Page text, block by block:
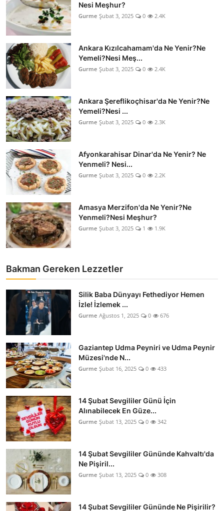
Nesi Meşhur?
Gurme Şubat 3, 2025 0 2.4K
Ankara Kızılcahamam'da Ne Yenir?Ne
Yemeli?Nesi Meş...
Gurme Şubat 3, 2025 0 2.4K
Ankara Şereflikoçhisar'da Ne Yenir?Ne
Yemeli?Nesi ...
Gurme Şubat 3, 2025 0 2.3K
Afyonkarahisar Dinar'da Ne Yenir? Ne
Yenmeli? Nesi...
Gurme Şubat 3, 2025 0 2.2K
Amasya Merzifon'da Ne Yenir?Ne
Yenmeli?Nesi Meşhur?
Gurme Şubat 3, 2025 1 1.9K
Bakman Gereken Lezzetler
Silik Baba Dünyayı Fethediyor Hemen
İzle! İzlemek ...
Gurme Ağustos 1, 2025 0 676
Gaziantep Udma Peyniri ve Udma Peynir
Müzesi'nde N...
Gurme Şubat 16, 2025 0 433
14 Şubat Sevgililer Günü İçin
Alınabilecek En Güze...
Gurme Şubat 13, 2025 0 342
14 Şubat Sevgililer Gününde Kahvaltı'da
Ne Pişiril...
Gurme Şubat 13, 2025 0 308
14 Şubat Sevgililer Gününde Ne Pişirilir?